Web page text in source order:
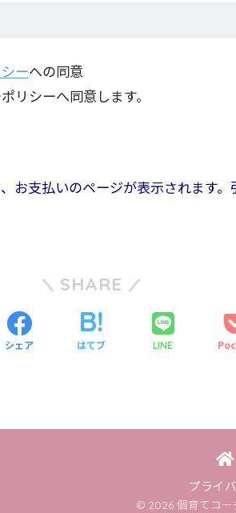
ーへの同意
リシーへ同意します。
お支払いのページが表示されます
SHARE
シェア はてブ LINE
プライ
© 2026 個育てコー